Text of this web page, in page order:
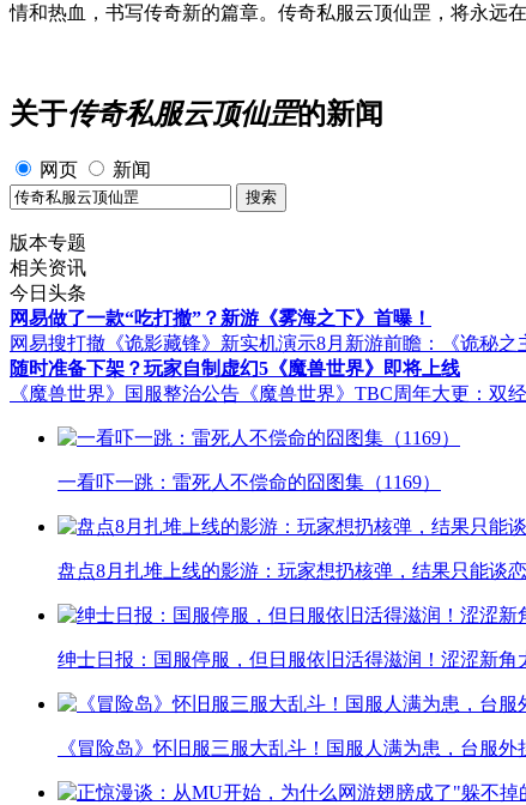
情和热血，书写传奇新的篇章。传奇私服云顶仙罡，将永远
关于传奇私服云顶仙罡的新闻
网页 新闻
版本专题
相关资讯
今日头条
网易做了一款“吃打撤”？新游《雾海之下》首曝！
网易搜打撤《诡影藏锋》新实机演示8月新游前瞻：《诡秘之
随时准备下架？玩家自制虚幻5《魔兽世界》即将上线
《魔兽世界》国服整治公告 《魔兽世界》TBC周年大更：双
一看吓一跳：雷死人不偿命的囧图集（1169）
盘点8月扎堆上线的影游：玩家想扔核弹，结果只能谈
绅士日报：国服停服，但日服依旧活得滋润！涩涩新角
《冒险岛》怀旧服三服大乱斗！国服人满为患，台服外